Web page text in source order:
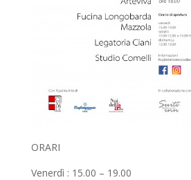
ORARI
Venerdì : 15.00 – 19.00